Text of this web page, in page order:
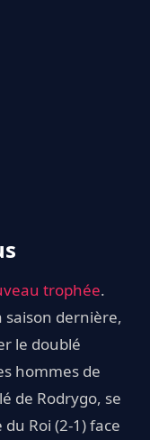
trophée.
dernière,
le doublé
hommes de
de Rodrygo, se
Roi (2-1) face